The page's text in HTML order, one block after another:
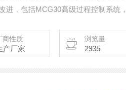
、MCG30DV等型号产品。
商性质
产厂家
浏览量
2935